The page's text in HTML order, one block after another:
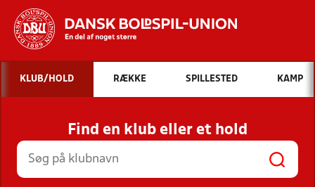
Hvad vil du søge efter?
INDHOLD OG NYHEDER
STILLINGER, RESULTATER, KLUBBER OG
HOLD
KLUB/HOLD RÆKKE SPILLESTED KAMP
Find en klub eller et hold